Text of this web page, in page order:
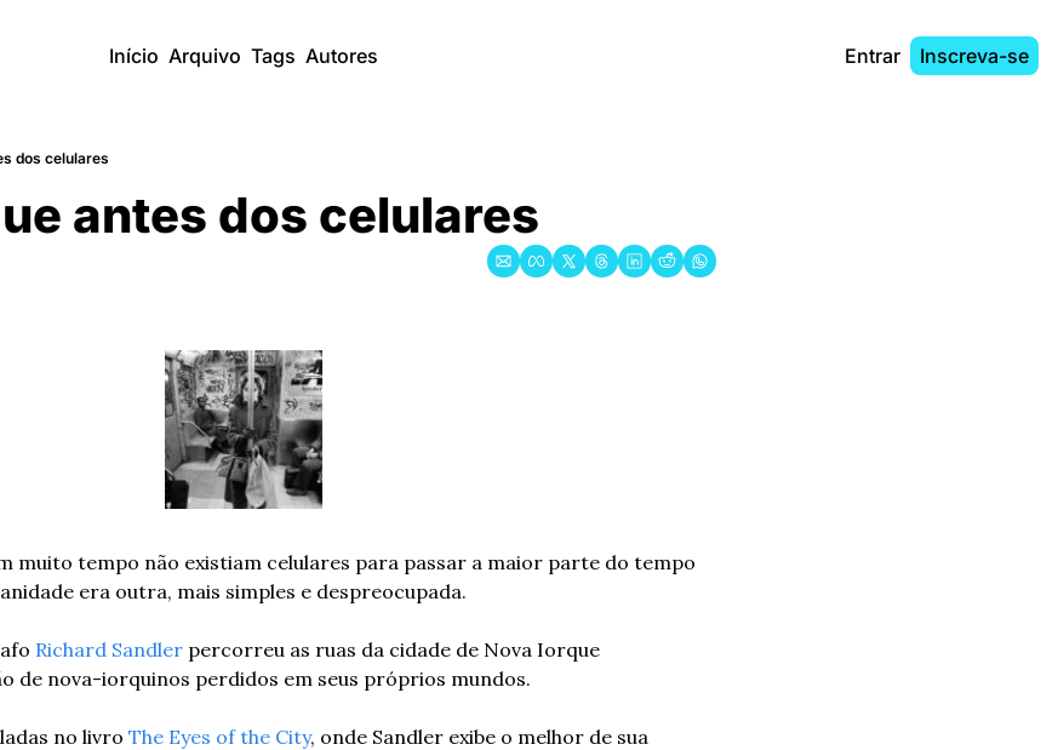
Início Arquivo Tags Autores Entrar Inscreva-se
dos celulares
antes dos celulares
muito tempo não existiam celulares para passar a maior parte do tempo
era outra, mais simples e despreocupada.
Richard Sandler percorreu as ruas da cidade de Nova Iorque
de nova-iorquinos perdidos em seus próprios mundos.
no livro The Eyes of the City, onde Sandler exibe o melhor de sua